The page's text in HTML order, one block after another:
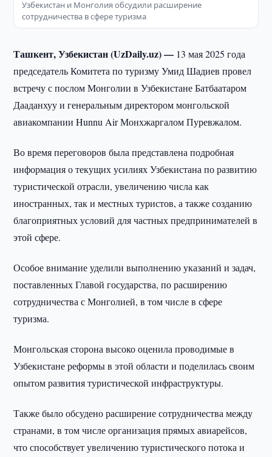
Узбекистан и Монголия обсудили расширение
сотрудничества в сфере туризма
Ташкент, Узбекистан (UzDaily.uz) — 13 мая 2025 года
председатель Комитета по туризму Умид Шадиев провел
встречу с послом Монголии в Узбекистане Батбаатаром
Дааданхуу и генеральным директором монгольской
авиакомпании Hunnu Air Монхжаргалом Пуревжалом.
Во время переговоров была представлена подробная
информация о текущих усилиях Узбекистана по развитию
туристической отрасли, увеличению числа как
иностранных, так и местных туристов, а также созданию
благоприятных условий для частных предпринимателей в
этой сфере.
Особое внимание уделили выполнению указаний и задач,
поставленных Главой государства, по расширению
сотрудничества с Монголией, в том числе в сфере
туризма.
Монгольская сторона высоко оценила проводимые в
Узбекистане реформы в этой области и поделилась своим
опытом развития туристической инфраструктуры.
Также было обсудено расширение сотрудничества между
странами, в том числе организация прямых авиарейсов,
что способствует увеличению туристического потока и